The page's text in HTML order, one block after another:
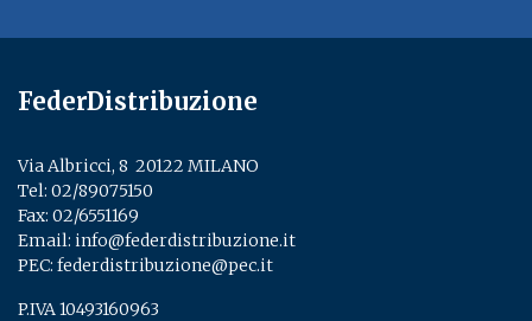
FederDistribuzione
Via Albricci, 8 ­ 20122 MILANO
Tel: 02/89075150
Fax: 02/6551169
Email: info@federdistribuzione.it
PEC: federdistribuzione@pec.it
P.IVA 10493160963